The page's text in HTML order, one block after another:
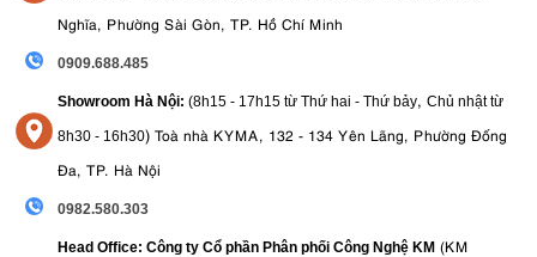
Nghĩa, Phường Sài Gòn, TP. Hồ Chí Minh
0909.688.485
Showroom Hà Nội: (8h15 - 17h15 từ Thứ hai - Thứ bảy, Chủ nhật từ
8h30 - 16h30) Toà nhà KYMA, 132 - 134 Yên Lãng, Phường Đống
Đa, TP. Hà Nội
0982.580.303
Head Office: Công ty Cổ phần Phân phối Công Nghệ KM (KM